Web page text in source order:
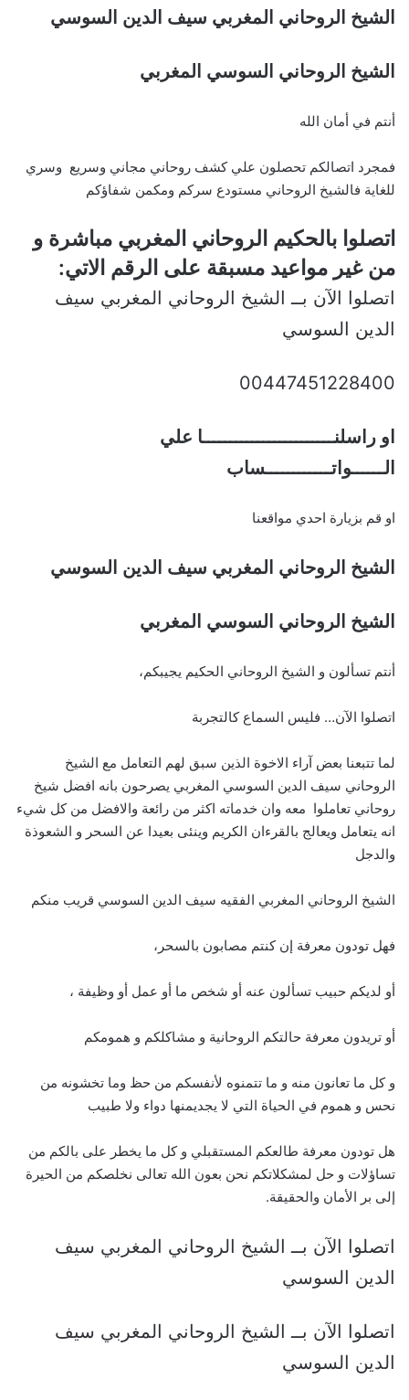
الشيخ الروحاني المغربي سيف الدين السوسي
الشيخ الروحاني السوسي المغربي
أنتم في أمان الله
فمجرد اتصالكم تحصلون علي كشف روحاني مجاني وسريع وسري
للغاية فالشيخ الروحاني مستودع سركم ومكمن شفاؤكم
اتصلوا بالحكيم الروحاني المغربي مباشرة و
من غير مواعيد مسبقة على الرقم الاتي:
اتصلوا الآن بــ الشيخ الروحاني المغربي سيف
الدين السوسي
00447451228400
او راسلنــــــــــــــــــــــــا علي
الــــــواتــــــــــــساب
او قم بزيارة احدي مواقعنا
الشيخ الروحاني المغربي سيف الدين السوسي
الشيخ الروحاني السوسي المغربي
أنتم تسألون و الشيخ الروحاني الحكيم يجيبكم،
اتصلوا الآن… فليس السماع كالتجربة
لما تتبعنا بعض آراء الاخوة الذين سبق لهم التعامل مع الشيخ
الروحاني سيف الدين السوسي المغربي يصرحون بانه افضل شيخ
روحاني تعاملوا معه وان خدماته اكثر من رائعة والافضل من كل شيء
انه يتعامل ويعالج بالقرءان الكريم وينئى بعيدا عن السحر و الشعوذة
والدجل
الشيخ الروحاني المغربي الفقيه سيف الدين السوسي قريب منكم
فهل تودون معرفة إن كنتم مصابون بالسحر،
أو لديكم حبيب تسألون عنه أو شخص ما أو عمل أو وظيفة ،
أو تريدون معرفة حالتكم الروحانية و مشاكلكم و همومكم
و كل ما تعانون منه و ما تتمنوه لأنفسكم من حظ وما تخشونه من
نحس و هموم في الحياة التي لا يجديمنها دواء ولا طبيب
هل تودون معرفة طالعكم المستقبلي و كل ما يخطر على بالكم من
تساؤلات و حل لمشكلاتكم نحن بعون الله تعالى نخلصكم من الحيرة
إلى بر الأمان والحقيقة.
اتصلوا الآن بــ الشيخ الروحاني المغربي سيف
الدين السوسي
اتصلوا الآن بــ الشيخ الروحاني المغربي سيف
الدين السوسي